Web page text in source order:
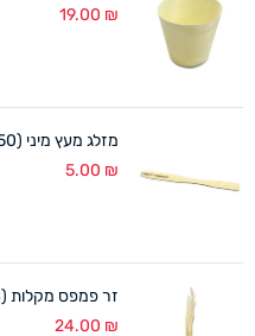
19.00 ₪
מזלג מעץ מיני (50 יח)
5.00 ₪
זר פמפס מקלות (8 יח')
24.00 ₪